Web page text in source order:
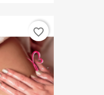
favorite_border